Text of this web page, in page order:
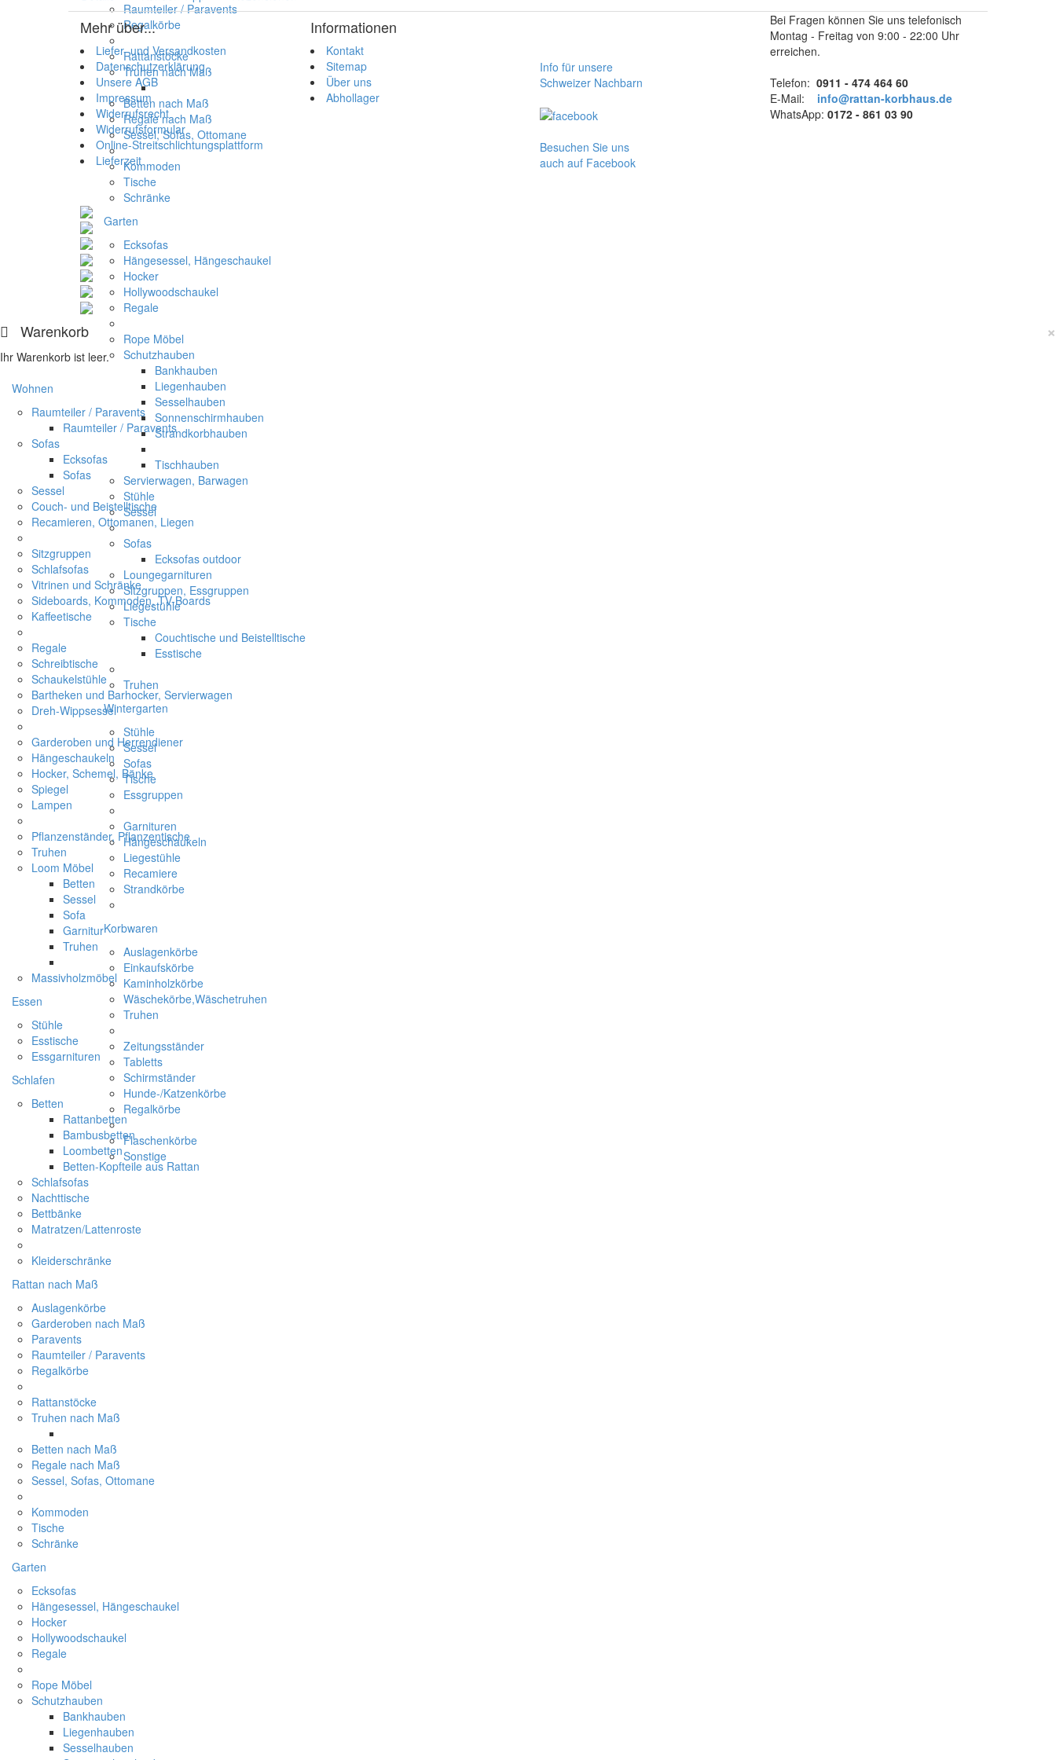
Raumteiler / Paravents
Regalkörbe
Rattanstöcke
Truhen nach Maß
Betten nach Maß
Regale nach Maß
Sessel, Sofas, Ottomane
Kommoden
Tische
Schränke
Garten
Ecksofas
Hängesessel, Hängeschaukel
Hocker
Hollywoodschaukel
Regale
Rope Möbel
Schutzhauben
Bankhauben
Liegenhauben
Sesselhauben
Sonnenschirmhauben
Strandkorbhauben
Tischhauben
Servierwagen, Barwagen
Stühle
Sessel
Sofas
Ecksofas outdoor
Loungegarnituren
Sitzgruppen, Essgruppen
Liegestühle
Tische
Couchtische und Beistelltische
Esstische
Truhen
Wintergarten
Stühle
Sessel
Sofas
Tische
Essgruppen
Garnituren
Hängeschaukeln
Liegestühle
Recamiere
Strandkörbe
Korbwaren
Auslagenkörbe
Einkaufskörbe
Kaminholzkörbe
Wäschekörbe,Wäschetruhen
Truhen
Zeitungsständer
Tabletts
Schirmständer
Hunde-/Katzenkörbe
Regalkörbe
Flaschenkörbe
Sonstige
Mehr über...
Liefer- und Versandkosten
Datenschutzerklärung
Unsere AGB
Impressum
Widerrufsrecht
Widerrufsformular
Online-Streitschlichtungsplattform
Lieferzeit
Informationen
Kontakt
Sitemap
Über uns
Abhollager
Info für unsere
Schweizer Nachbarn
Besuchen Sie uns
auch auf Facebook
Bei Fragen können Sie uns telefonisch
Montag - Freitag von 9:00 - 22:00 Uhr
erreichen.
Telefon: 0911 - 474 464 60
E-Mail: info@rattan-korbhaus.de
WhatsApp: 0172 - 861 03 90
×
Warenkorb
Ihr Warenkorb ist leer.
Wohnen
Raumteiler / Paravents
Raumteiler / Paravents
Sofas
Ecksofas
Sofas
Sessel
Couch- und Beistelltische
Recamieren, Ottomanen, Liegen
Sitzgruppen
Schlafsofas
Vitrinen und Schränke
Sideboards, Kommoden, TV-Boards
Kaffeetische
Regale
Schreibtische
Schaukelstühle
Bartheken und Barhocker, Servierwagen
Dreh-Wippsessel
Garderoben und Herrendiener
Hängeschaukeln
Hocker, Schemel, Bänke
Spiegel
Lampen
Pflanzenständer, Pflanzentische
Truhen
Loom Möbel
Betten
Sessel
Sofa
Garnitur
Truhen
Massivholzmöbel
Essen
Stühle
Esstische
Essgarnituren
Schlafen
Betten
Rattanbetten
Bambusbetten
Loombetten
Betten-Kopfteile aus Rattan
Schlafsofas
Nachttische
Bettbänke
Matratzen/Lattenroste
Kleiderschränke
Rattan nach Maß
Auslagenkörbe
Garderoben nach Maß
Paravents
Raumteiler / Paravents
Regalkörbe
Rattanstöcke
Truhen nach Maß
Betten nach Maß
Regale nach Maß
Sessel, Sofas, Ottomane
Kommoden
Tische
Schränke
Garten
Ecksofas
Hängesessel, Hängeschaukel
Hocker
Hollywoodschaukel
Regale
Rope Möbel
Schutzhauben
Bankhauben
Liegenhauben
Sesselhauben